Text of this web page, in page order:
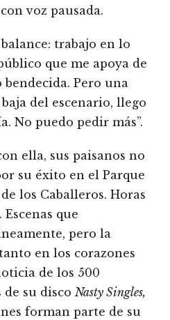
voz pausada.
trabajo en lo
que me apoya de
Pero una
del escenario, llego
No puedo pedir más”.
ella, sus paisanos no
su éxito en el Parque
los Caballeros. Horas
que
pero la
en los corazones
de los 500
su disco Nasty Singles,
forman parte de su